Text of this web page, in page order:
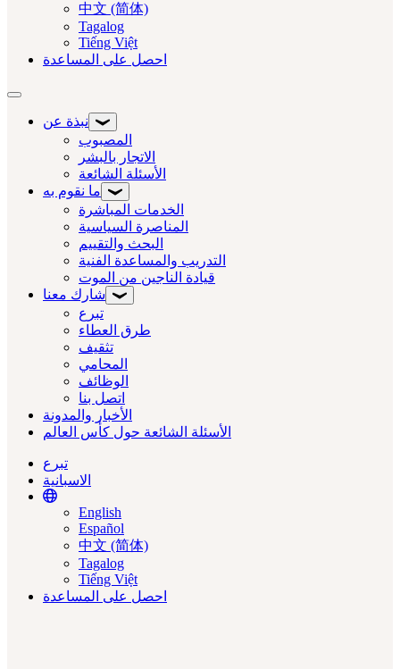
中文 (简体)
Tagalog
Tiếng Việt
احصل على المساعدة
تبديل التنقل
نبذة عن
المصبوب
الاتجار بالبشر
الأسئلة الشائعة
ما نقوم به
الخدمات المباشرة
المناصرة السياسية
البحث والتقييم
التدريب والمساعدة الفنية
قيادة الناجين من الموت
شارك معنا
تبرع
طرق العطاء
تثقيف
المحامي
الوظائف
اتصل بنا
الأخبار والمدونة
الأسئلة الشائعة حول كأس العالم
تبرع
الاسبانية
Translate
English
Español
中文 (简体)
Tagalog
Tiếng Việt
احصل على المساعدة